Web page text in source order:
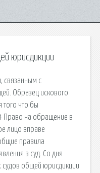
юрисдикции
связанным с
Образец искового
того что бы
Право на обращение в
лицо вправе
правила
в суд. Со дня
судов общей юрисдикции